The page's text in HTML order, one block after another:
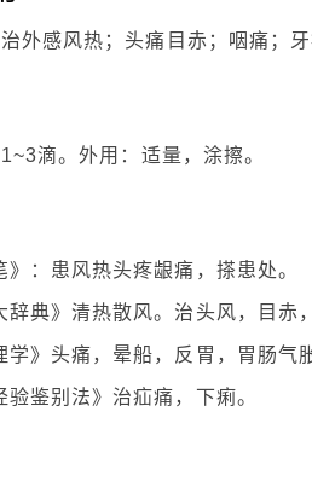
外感风热；头痛目赤；咽痛；牙
滴。外用：适量，涂擦。
》：患风热头疼龈痛，搽患处。
辞典》清热散风。治头风，目赤
学》头痛，晕船，反胃，胃肠气
验鉴别法》治疝痛，下痢。